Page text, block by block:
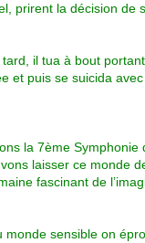
prirent la décision de
il tua à bout
et puis se suicida
la 7ème Symphonie
laisser ce monde
fascinant de
monde sensible on